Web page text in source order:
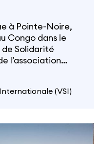
à Pointe-Noire,
Congo dans le
Solidarité
l’association
Services
au large de
(VSI)